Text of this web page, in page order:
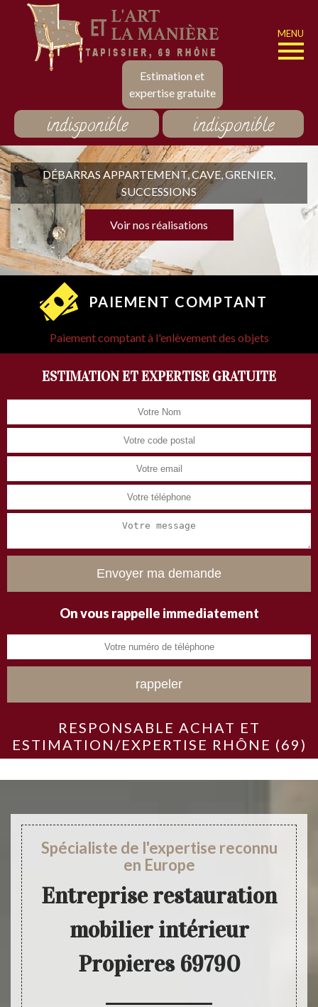
Estimation et
expertise gratuite
MENU
indisponible indisponible
DÉBARRAS APPARTEMENT, CAVE, GRENIER,
SUCCESSIONS
Voir nos réalisations
PAIEMENT COMPTANT
Paiement comptant à l'enlèvement des objets
ESTIMATION ET EXPERTISE GRATUITE
On vous rappelle immediatement
RESPONSABLE ACHAT ET
ESTIMATION/EXPERTISE RHÔNE (69)
Spécialiste de l'expertise reconnu
en Europe
Entreprise restauration
mobilier intérieur
Propieres 69790